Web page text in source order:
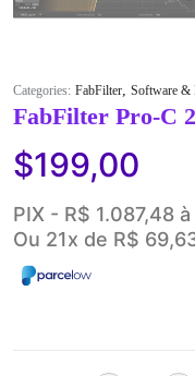
Categories: FabFilter, Software &
FabFilter Pro-C 2
$199,00
PIX - R$ 1.087,48
Ou 21x de R$